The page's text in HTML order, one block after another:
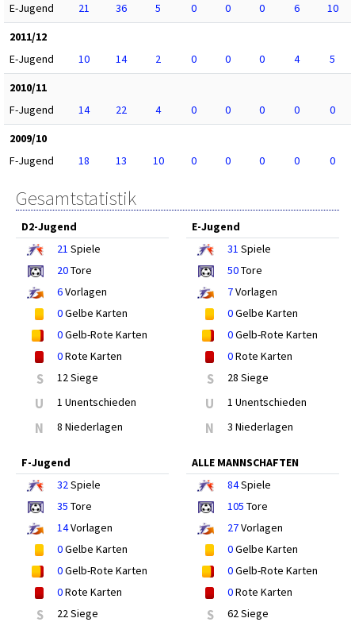
E-Jugend
21 36 5 0 0 0 6
10
2011/12
E-Jugend
10 14 2 0 0 0 4
5
2010/11
F-Jugend
14 22 4 0 0 0 0
0
2009/10
F-Jugend
18 13 10 0 0 0 0 0
Gesamtstatistik
D2-Jugend
21 Spiele
20Tore
6Vorlagen
0Gelbe Karten
0Gelb-Rote Karten
0Rote Karten
S 12 Siege
U 1 Unentschieden
N 8 Niederlagen
E-Jugend
31 Spiele
50Tore
7Vorlagen
0Gelbe Karten
0Gelb-Rote Karten
0Rote Karten
S 28 Siege
U 1 Unentschieden
N 3 Niederlagen
F-Jugend
32Spiele
35 Tore
14Vorlagen
0Gelbe Karten
0Gelb-Rote Karten
0Rote Karten
S 22 Siege
ALLE MANNSCHAFTEN
84Spiele
105 Tore
27Vorlagen
0Gelbe Karten
0Gelb-Rote Karten
0Rote Karten
S 62 Siege